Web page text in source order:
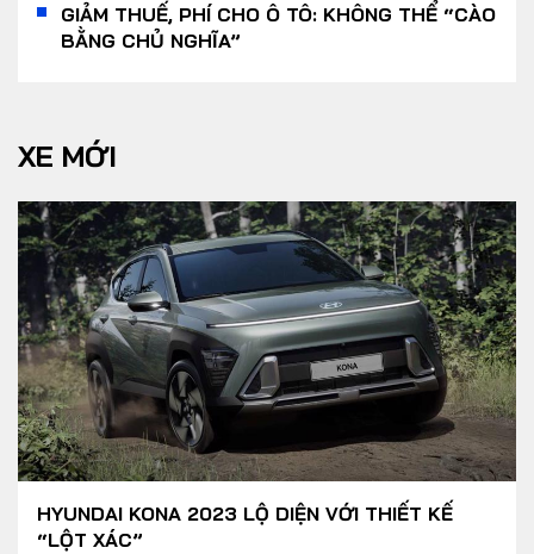
GIẢM THUẾ, PHÍ CHO Ô TÔ: KHÔNG THỂ “CÀO
BẰNG CHỦ NGHĨA”
XE MỚI
HYUNDAI KONA 2023 LỘ DIỆN VỚI THIẾT KẾ
“LỘT XÁC”